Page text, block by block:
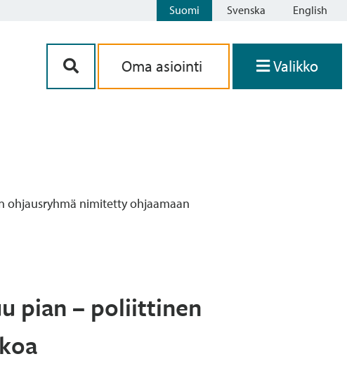
Suomi Svenska English
Oma asiointi Valikko
ohjausryhmä nimitetty ohjaamaan
pian – poliittinen